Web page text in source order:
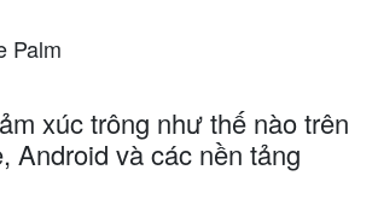
Palm
xúc trông như thế nào trên
Android và các nền tảng